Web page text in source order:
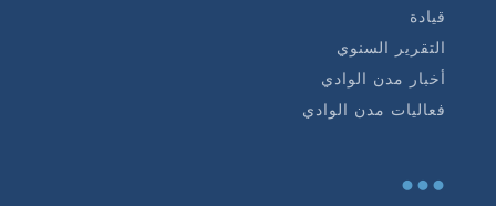
قيادة
التقرير السنوي
أخبار مدن الوادي
فعاليات مدن الوادي
...